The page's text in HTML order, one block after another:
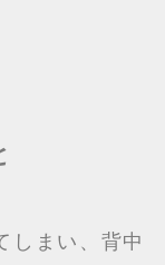
しまい、背中